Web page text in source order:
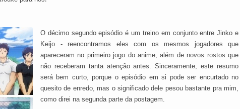
O décimo segundo episódio é um treino em conjunto entre Jinko e
Keijo - reencontramos eles com os mesmos jogadores que
apareceram no primeiro jogo do anime, além de novos rostos que
não receberam tanta atenção antes. Sinceramente, este resumo
será bem curto, porque o episódio em si pode ser encurtado no
quesito de enredo, mas o significado dele pesou bastante pra mim,
como direi na segunda parte da postagem.